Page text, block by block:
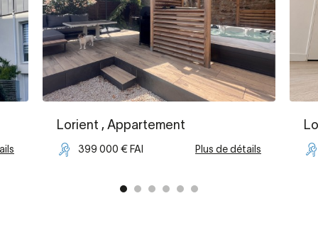
Lorient , Appartement
399 000 € FAI Plus de détails